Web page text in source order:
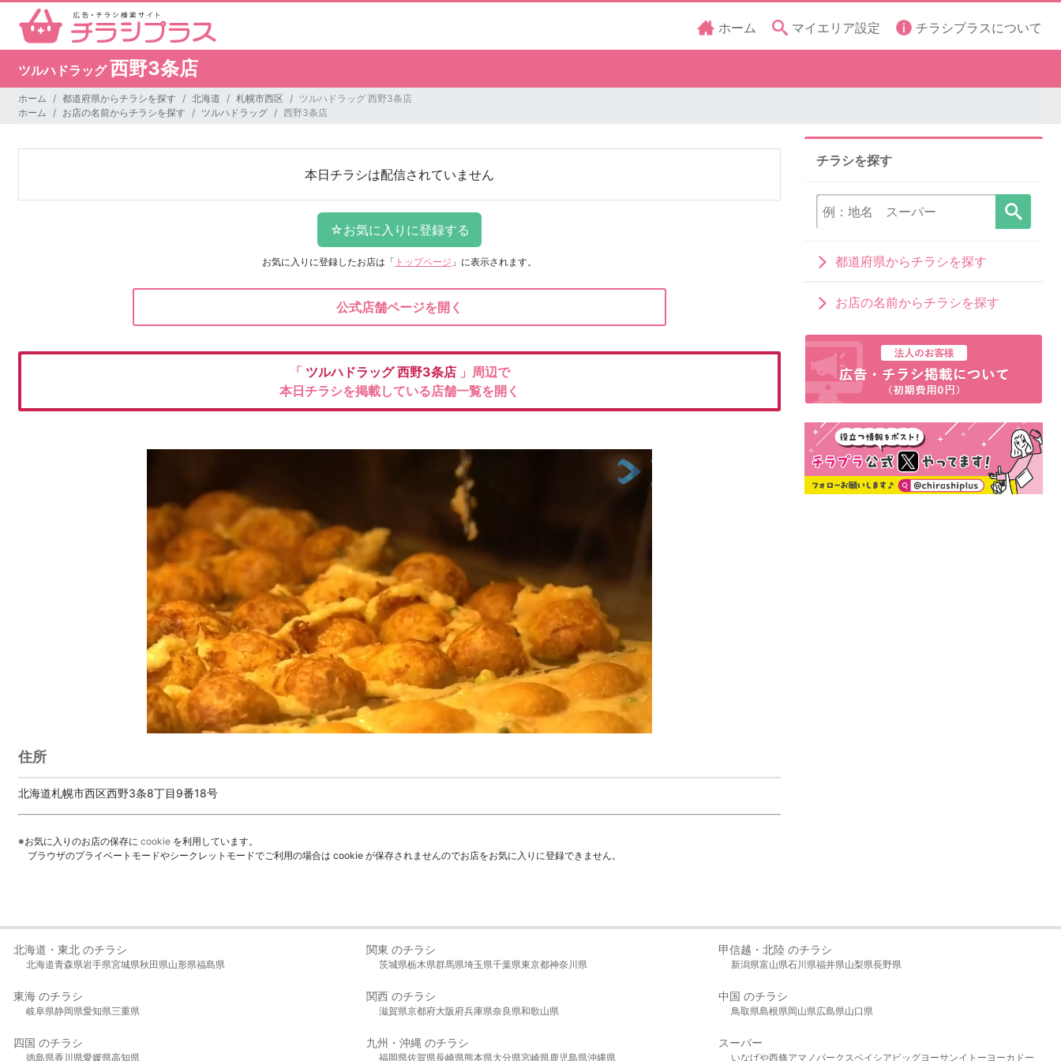
ホーム マイエリア設定 チラシプラスについて
ツルハドラッグ西野3条店
ホーム 都道府県からチラシを探す 北海道 札幌市西区
ツルハドラッグ 西野3条店
ホーム
お店の名前からチラシを探す ツルハドラッグ 西野3条店
本日チラシは配信されていません
お気に入りに登録したお店は 「 トップページ 」に表示されます。
公式店舗ページを開く
「 ツルハドラッグ西野3条店 」周辺で
本日チラシを掲載している店舗一覧を開く
住所
北海道札幌市西区西野3条8丁目9番18号
※お気に入りのお店の保存に cookie を利用しています。
ブラウザのプライベートモードやシークレットモードでご利用の場合は cookie が保存されませんのでお店をお気に入りに登録できません。
チラシを探す
都道府県からチラシを探す
お店の名前からチラシを探す
北海道・東北 のチラシ
北海道青森県岩手県宮城県秋田県山形県福島県
関東 のチラシ
茨城県栃木県群馬県埼玉県千葉県東京都神奈川県
甲信越・北陸 のチラシ
新潟県富山県石川県福井県山梨県長野県
東海 のチラシ
岐阜県静岡県愛知県三重県
関西 のチラシ
滋賀県京都府大阪府兵庫県奈良県和歌山県
中国 のチラシ
鳥取県島根県岡山県広島県山口県
四国 のチラシ
徳島県香川県愛媛県高知県
九州・沖縄 のチラシ
福岡県佐賀県長崎県熊本県大分県宮崎県鹿児島県沖縄県
スーパー
いなげや西條アマノパークスベイシア ビッグヨーサンイトーヨーカドー